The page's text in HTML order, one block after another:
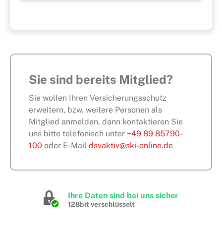
Sie sind bereits Mitglied?
Sie wollen Ihren Versicherungsschutz
erweitern, bzw. weitere Personen als
Mitglied anmelden, dann kontaktieren Sie
uns bitte telefonisch unter +49 89 85790-
100 oder E-Mail dsvaktiv@ski-online.de
Ihre Daten sind bei uns sicher
128bit verschlüsselt